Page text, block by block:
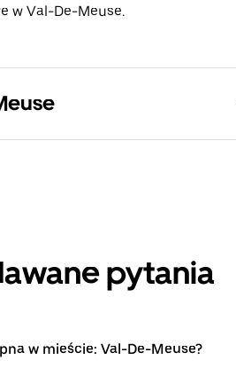
w Val-De-Meuse.
pytania
w mieście: Val-De-Meuse?